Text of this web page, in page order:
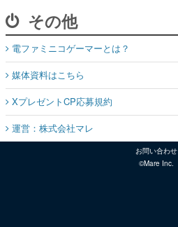
その他
電ファミニコゲーマーとは？
媒体資料はこちら
XプレゼントCP応募規約
運営：株式会社マレ
お問い合わせ
©Mare Inc.